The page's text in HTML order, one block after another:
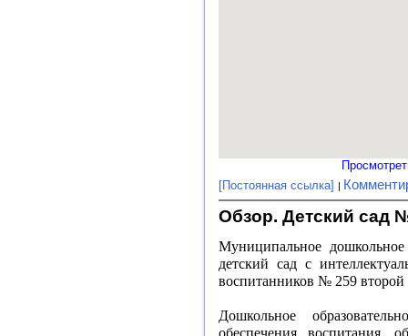
[Постоянная ссылка]
Обзор. Детский сад
Муниципальное дошкольное
детский сад с
воспитанников № 259 второй
Дошкольное